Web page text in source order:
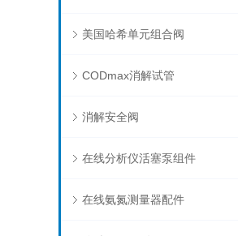
美国哈希单元组合阀
CODmax消解试管
消解安全阀
在线分析仪活塞泵组件
在线氨氮测量器配件